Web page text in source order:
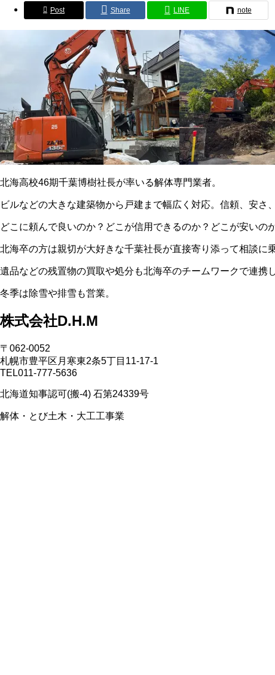
Post Share LINE note
北海高校46期千葉博樹社長が率いる解体専門業者。
ビルなどの大きな建築物から戸建まで幅広く対応。信頼、安さ
どこに頼んで良いのか？どこが信用できるのか？どこが安いの
北海卒の方は親切が大好きな千葉社長が直接寄り添って相談に
遺品などの残置物の買取や処分も北海卒のチームワークで連携
冬季は除雪や排雪も営業。
株式会社D.H.M
〒062-0052
札幌市豊平区月寒東2条5丁目11-17-1
TEL011-777-5636
北海道知事認可(搬-4) 石第24339号
解体・とび土木・大工工事業